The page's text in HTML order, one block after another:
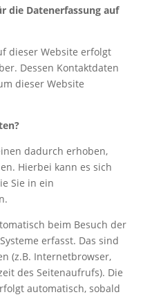
die Datenerfassung auf
dieser Website erfolgt
Dessen Kontaktdaten
dieser Website
dadurch erhoben,
Hierbei kann es sich
Sie in ein
beim Besuch der
erfasst. Das sind
(z.B. Internetbrowser,
des Seitenaufrufs). Die
automatisch, sobald